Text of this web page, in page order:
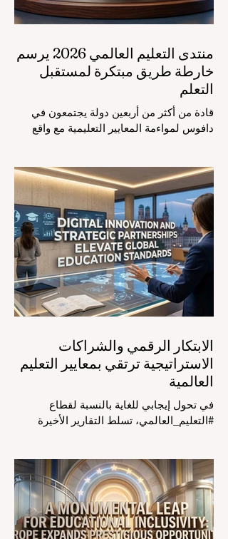
منتدى التعليم العالمي 2026 يرسم
خارطة طريق مبتكرة لمستقبل
التعلم
قادة من أكثر من أربعين دولة يجتمعون في
دافوس لمواءمة المعايير التعليمية مع واقع
مشهد #التعليم_العالمي تحولاً جذرياً وتاريخياً.
في الرابع من أغسطس 2026، توافد خبراء
دوليون وصناع قرار ومبتكرون في مجال
#تكنولوجيا_التعليم إلى مركز المؤتمرات في
دافوس لمناقشة التحديات والفرص الأكثر
إلحاحاً في قطاع التعلم. أثبت هذا الحدث
البارز، الذي عُقد في لحظة حاسمة، أن إعطاء
الأولوية لرفع #جودة_التعليم هو المحفز
الأساسي وال
الابتكار الرقمي والشراكات
الاستراتيجية ترتقي بمعايير التعليم
العالمية
في تحول إيجابي للغاية بالنسبة لقطاع
#التعليم_العالمي، تسلط التقارير الأخيرة
الفصول الدراسية في جميع أنحاء العالم، وهو
أمر يثير اهتماماً كبيراً في الأوساط الأكاديمية
العربية التي تسعى للريادة. إن الدمج السريع
لمساعدي #الذكاء_الاصطناعي المتخصصين
والمصممين خصيصاً للمعلمين يُحدث ثورة